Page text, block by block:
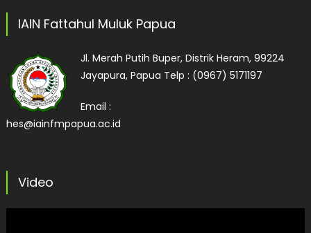
IAIN Fattahul Muluk Papua
Jl. Merah Putih Buper, Distrik Heram, 99224
Jayapura, Papua Telp : (0967) 5171197
Email :
hes@iainfmpapua.ac.id
Video